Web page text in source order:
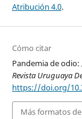
Atribución 4.0.
Cómo citar
Pandemia de
Revista Uruguaya
https://doi.org/
Más formatos